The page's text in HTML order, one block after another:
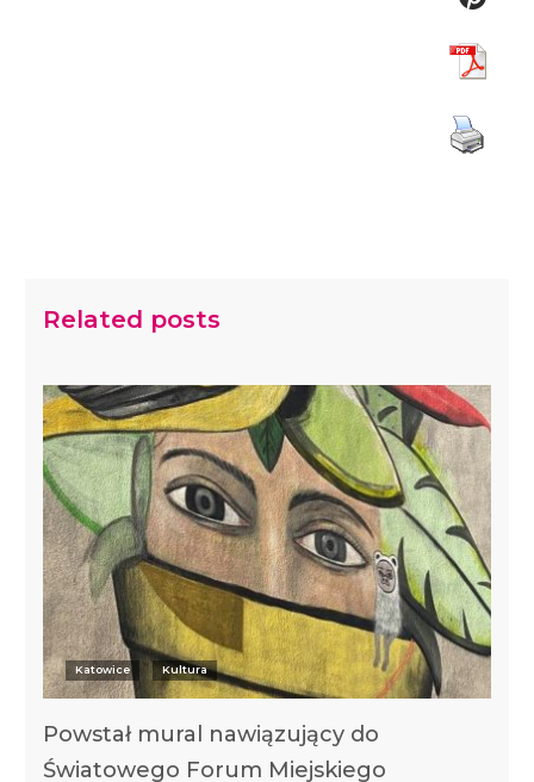
Related posts
Katowice Kultura
Powstał mural nawiązujący do
Światowego Forum Miejskiego